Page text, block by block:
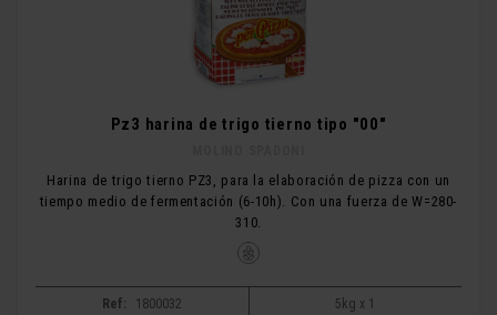
Pz3 harina de trigo tierno tipo "00"
Harina de trigo tierno PZ3, para la elaboración de pizza con un
tiempo medio de fermentación (6-10h). Con una fuerza de W=280-
310.
Ref: 1800032 5kg x 1